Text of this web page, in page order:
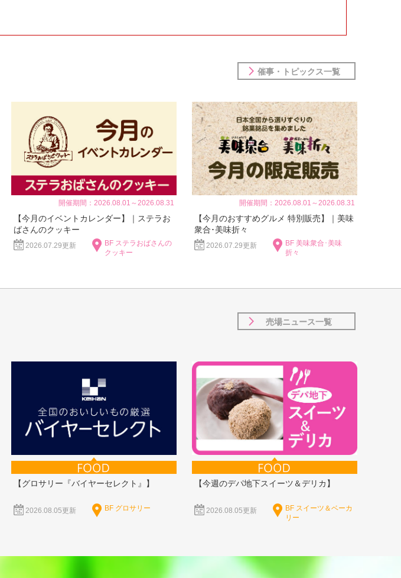
催事・トピックス一覧
開催期間：2026.08.01～2026.08.31
【今月のイベントカレンダー】｜ステラお
ばさんのクッキー
2026.07.29更新
BF ステラおばさんの
クッキー
開催期間：2026.08.01～2026.08.31
【今月のおすすめグルメ 特別販売】｜美味
衆合･美味折々
2026.07.29更新
BF 美味衆合･美味
折々
売場ニュース一覧
【グロサリー『バイヤーセレクト』】
2026.08.05更新 BF グロサリー
【今週のデパ地下スイーツ＆デリカ】
2026.08.05更新
BF スイーツ＆ベーカ
リー